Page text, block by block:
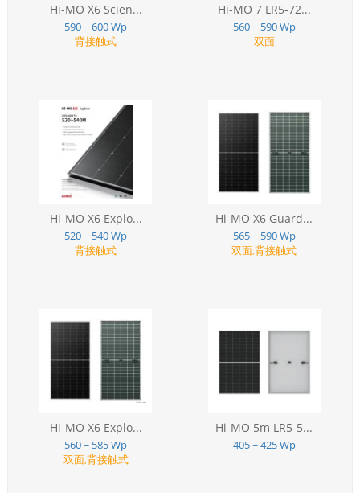
Hi-MO X6 Scien...
590 ~ 600 Wp
背接触式
Hi-MO 7 LR5-72...
560 ~ 590 Wp
双面
Hi-MO X6 Explo...
520 ~ 540 Wp
背接触式
Hi-MO X6 Guard...
565 ~ 590 Wp
双面,背接触式
Hi-MO X6 Explo...
560 ~ 585 Wp
双面,背接触式
Hi-MO 5m LR5-5...
405 ~ 425 Wp